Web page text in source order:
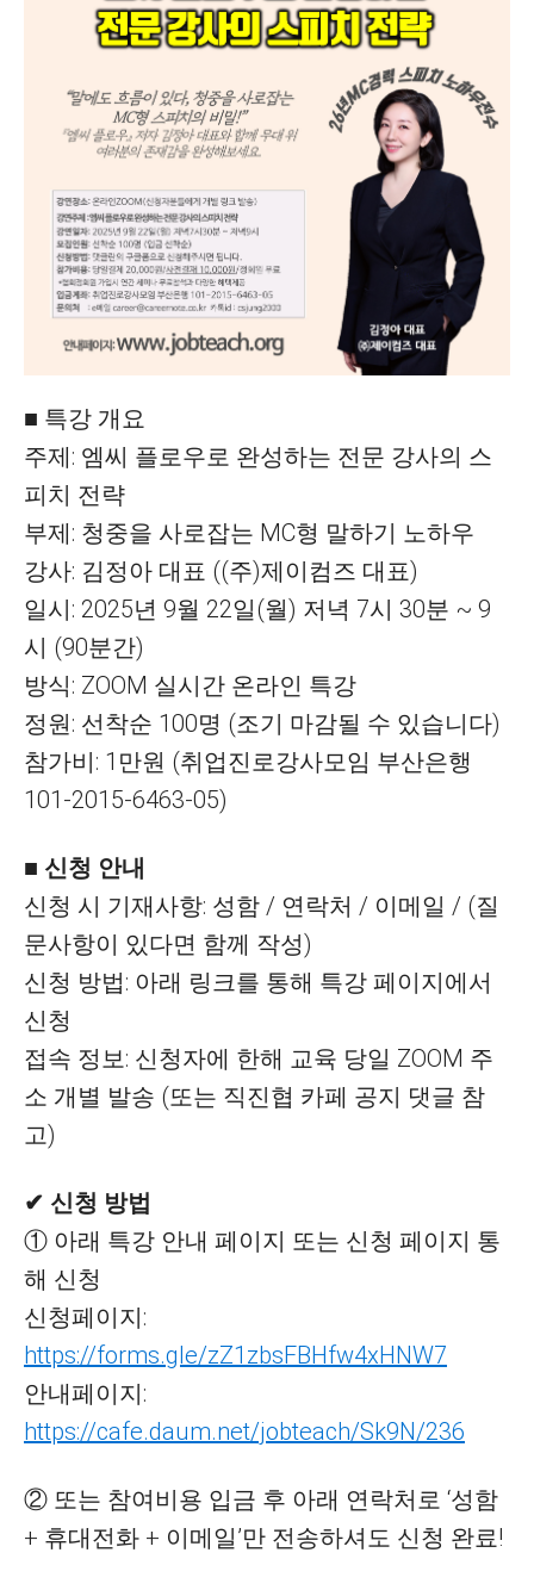
■ 특강 개요
주제: 엠씨 플로우로 완성하는 전문 강사의 스
피치 전략
부제: 청중을 사로잡는 MC형 말하기 노하우
강사: 김정아 대표 ((주)제이컴즈 대표)
일시: 2025년 9월 22일(월) 저녁 7시 30분 ~ 9
시 (90분간)
방식: ZOOM 실시간 온라인 특강
정원: 선착순 100명 (조기 마감될 수 있습니다)
참가비: 1만원 (취업진로강사모임 부산은행
101-2015-6463-05)
■ 신청 안내
신청 시 기재사항: 성함 / 연락처 / 이메일 / (질
문사항이 있다면 함께 작성)
신청 방법: 아래 링크를 통해 특강 페이지에서
신청
접속 정보: 신청자에 한해 교육 당일 ZOOM 주
소 개별 발송 (또는 직진협 카페 공지 댓글 참
고)
✔ 신청 방법
① 아래 특강 안내 페이지 또는 신청 페이지 통
해 신청
신청페이지:
https://forms.gle/zZ1zbsFBHfw4xHNW7
안내페이지:
https://cafe.daum.net/jobteach/Sk9N/236
② 또는 참여비용 입금 후 아래 연락처로 ‘성함
+ 휴대전화 + 이메일’만 전송하셔도 신청 완료!